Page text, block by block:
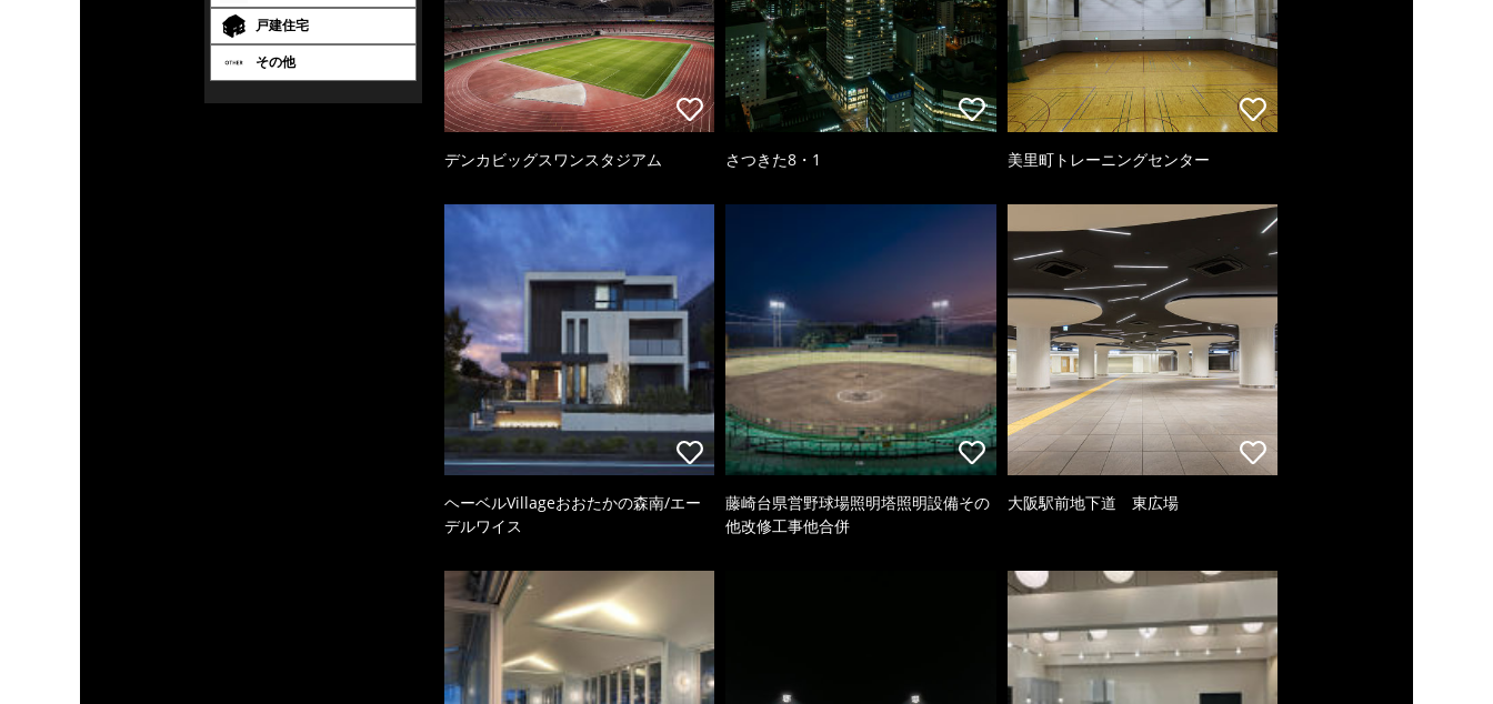
戸建住宅
その他
デンカビッグスワンスタジアム さつきた8・1 美里町トレーニングセンター
ヘーベルVillageおおたかの森南/エー
デルワイス
藤崎台県営野球場照明塔照明設備その
他改修工事他合併
大阪駅前地下道 東広場